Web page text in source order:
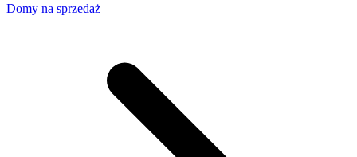
Domy na sprzedaż